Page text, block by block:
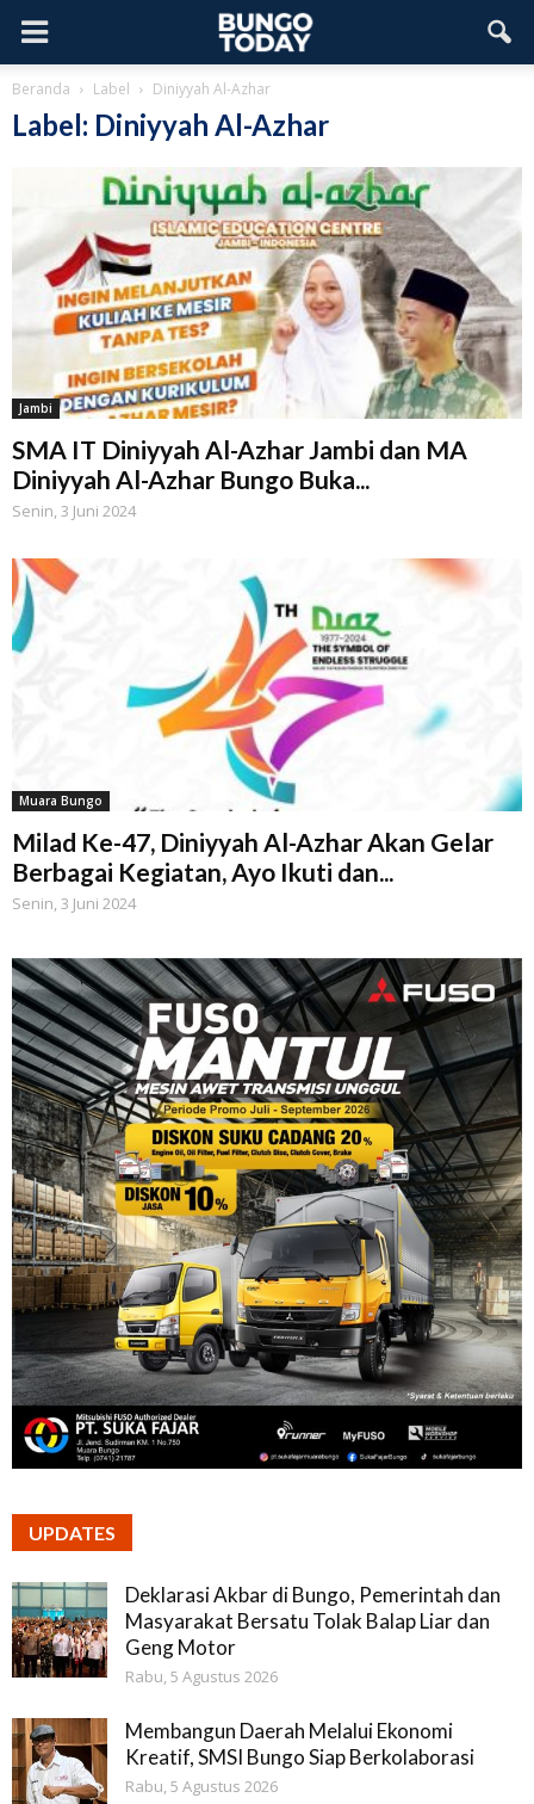
Beranda Label Diniyyah Al-Azhar
Label: Diniyyah Al-Azhar
Jambi
SMA IT Diniyyah Al-Azhar Jambi dan MA
Diniyyah Al-Azhar Bungo Buka...
Senin, 3 Juni 2024
Muara Bungo
Milad Ke-47, Diniyyah Al-Azhar Akan Gelar
Berbagai Kegiatan, Ayo Ikuti dan...
Senin, 3 Juni 2024
UPDATES
Deklarasi Akbar di Bungo, Pemerintah dan
Masyarakat Bersatu Tolak Balap Liar dan
Geng Motor
Rabu, 5 Agustus 2026
Membangun Daerah Melalui Ekonomi
Kreatif, SMSI Bungo Siap Berkolaborasi
Rabu, 5 Agustus 2026